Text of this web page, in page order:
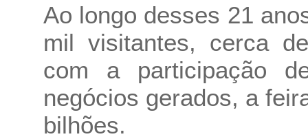
Ao longo desses 21
mil visitantes, cerca
com a participação
negócios gerados, a
bilhões.